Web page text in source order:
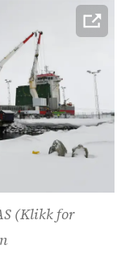
enda
flere
vi bygger
- en
(Klikk for